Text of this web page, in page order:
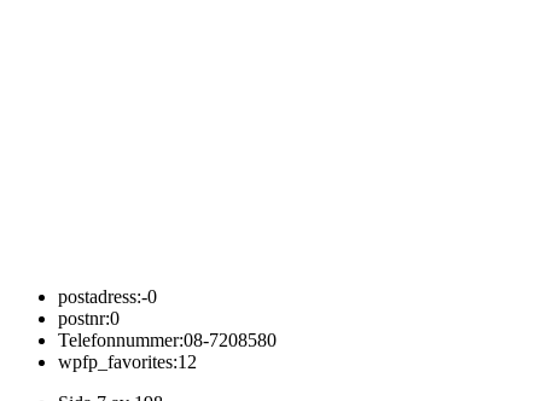
postadress:-0
postnr:0
Telefonnummer:08-7208580
wpfp_favorites:12